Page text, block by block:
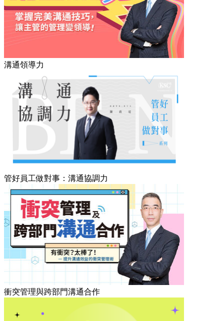
溝通領導力
管好員工做對事：溝通協調力
衝突管理與跨部門溝通合作